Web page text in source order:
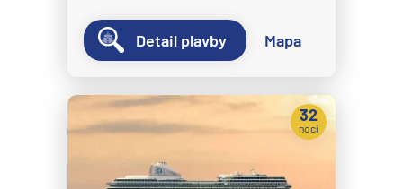
Detail plavby Mapa
32
nocí